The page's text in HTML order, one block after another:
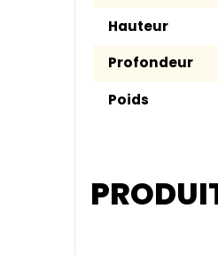
Hauteur
Profondeur
Poids